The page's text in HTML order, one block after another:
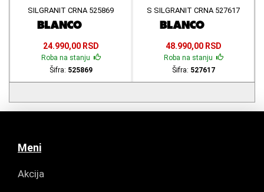
SILGRANIT CRNA 525869
24.990,00 RSD
Roba na stanju
Šifra: 525869
S SILGRANIT CRNA 527617
48.990,00 RSD
Roba na stanju
Šifra: 527617
Meni
Akcija